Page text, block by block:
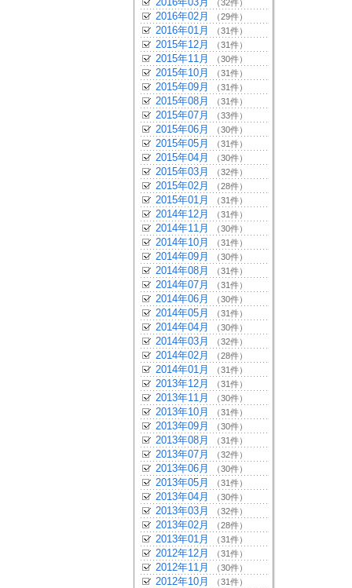
（32件）
2016年02月 （29件）
2016年01月 （31件）
2015年12月 （31件）
2015年11月 （30件）
2015年10月 （31件）
2015年09月 （31件）
2015年08月 （31件）
2015年07月 （33件）
2015年06月 （30件）
2015年05月 （31件）
2015年04月 （30件）
2015年03月 （32件）
2015年02月 （28件）
2015年01月 （31件）
2014年12月 （31件）
2014年11月 （30件）
2014年10月 （31件）
2014年09月 （30件）
2014年08月 （31件）
2014年07月 （31件）
2014年06月 （30件）
2014年05月 （31件）
2014年04月 （30件）
2014年03月 （32件）
2014年02月 （28件）
2014年01月 （31件）
2013年12月 （31件）
2013年11月 （30件）
2013年10月 （31件）
2013年09月 （30件）
2013年08月 （31件）
2013年07月 （32件）
2013年06月 （30件）
2013年05月 （31件）
2013年04月 （30件）
2013年03月 （32件）
2013年02月 （28件）
2013年01月 （31件）
2012年12月 （31件）
2012年11月 （30件）
2012年10月 （31件）